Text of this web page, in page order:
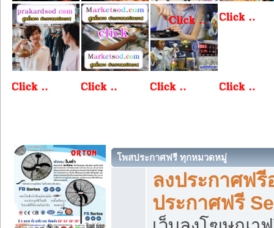
โพสประกาศฟรี ทุกหมวดหมู่
ลงประกาศฟ
ประกาศฟรี